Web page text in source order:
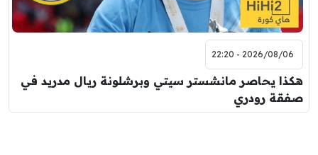
2026/08/06 - 22:20
هكذا يحاصر مانشستر سيتي وبرشلونة ريال مدريد في
صفقة رودري